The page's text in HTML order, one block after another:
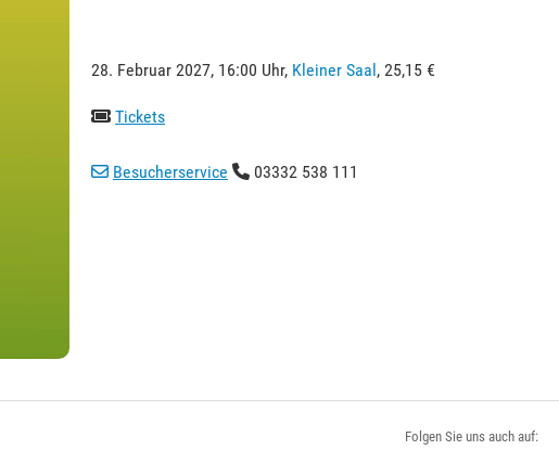
28. Februar 2027, 16:00 Uhr, Kleiner Saal, 25,15 €
Tickets
Besucherservice 03332 538 111
Folgen Sie uns auch auf: